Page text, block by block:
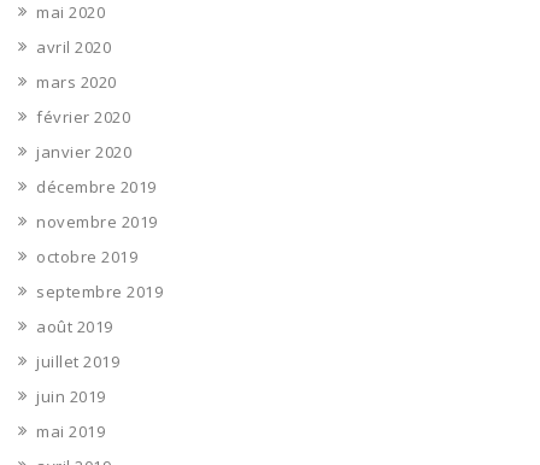
mai 2020
avril 2020
mars 2020
février 2020
janvier 2020
décembre 2019
novembre 2019
octobre 2019
septembre 2019
août 2019
juillet 2019
juin 2019
mai 2019